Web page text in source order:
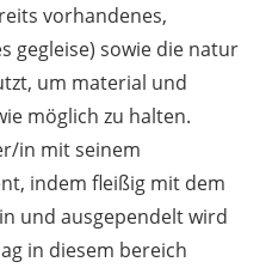
vorhandenes,
gegleise) sowie die natur
um material und
möglich zu halten.
in mit seinem
indem fleißig mit dem
und ausgependelt wird
in diesem bereich